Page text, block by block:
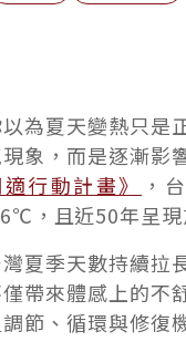
為夏天變熱只是
象，而是逐漸影
行動計畫》
，
，且近50年呈現
夏季天數持續拉
帶來體感上的不
節、循環與修復